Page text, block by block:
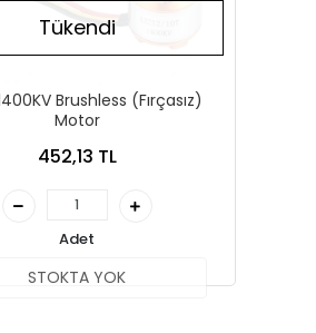
Tükendi
Brushless (Fırçasız)
Motor
452,13 TL
Adet
STOKTA YOK